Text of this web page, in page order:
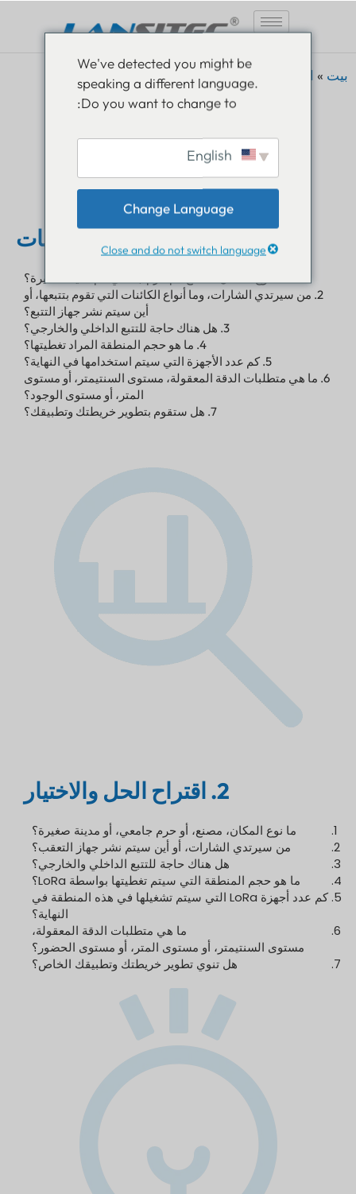
المحتوى
بيت » الحلول إجراءات المشروع
إجراءات المشروع
1. تحليل المتطلبات
2. من سيرتدي الشارات، وما أنواع الكائنات التي تقوم بتتبعها، أو
أين سيتم نشر جهاز التتبع؟
3. هل هناك حاجة للتتبع الداخلي والخارجي؟
4. ما هو حجم المنطقة المراد تغطيتها؟
5. كم عدد الأجهزة التي سيتم استخدامها في النهاية؟
6. ما هي متطلبات الدقة المعقولة، مستوى السنتيمتر، أو مستوى
المتر، أو مستوى الوجود؟
7. هل ستقوم بتطوير خريطتك وتطبيقك؟
2. اقتراح الحل والاختيار
ما نوع المكان، مصنع، أو حرم جامعي، أو مدينة صغيرة؟
من سيرتدي الشارات، أو أين سيتم نشر جهاز التعقب؟
هل هناك حاجة للتتبع الداخلي والخارجي؟
ما هو حجم المنطقة التي سيتم تغطيتها بواسطة LoRa؟
كم عدد أجهزة LoRa التي سيتم تشغيلها في هذه المنطقة في
النهاية؟
ما هي متطلبات الدقة المعقولة،
مستوى السنتيمتر، أو مستوى المتر، أو مستوى الحضور؟
هل تنوي تطوير خريطتك وتطبيقك الخاص؟
We've detected you might be
speaking a different language.
Do you want to change to:
Change Language
Close and do not switch language